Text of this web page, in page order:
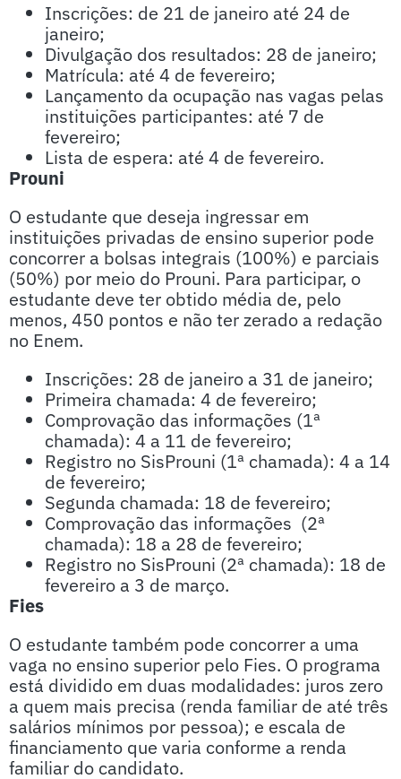
Inscrições: de 21 de janeiro até 24 de
janeiro;
Divulgação dos resultados: 28 de janeiro;
Matrícula: até 4 de fevereiro;
Lançamento da ocupação nas vagas pelas
instituições participantes: até 7 de
fevereiro;
Lista de espera: até 4 de fevereiro.
Prouni
O estudante que deseja ingressar em
instituições privadas de ensino superior pode
concorrer a bolsas integrais (100%) e parciais
(50%) por meio do Prouni. Para participar, o
estudante deve ter obtido média de, pelo
menos, 450 pontos e não ter zerado a redação
no Enem.
Inscrições: 28 de janeiro a 31 de janeiro;
Primeira chamada: 4 de fevereiro;
Comprovação das informações (1ª
chamada): 4 a 11 de fevereiro;
Registro no SisProuni (1ª chamada): 4 a 14
de fevereiro;
Segunda chamada: 18 de fevereiro;
Comprovação das informações (2ª
chamada): 18 a 28 de fevereiro;
Registro no SisProuni (2ª chamada): 18 de
fevereiro a 3 de março.
Fies
O estudante também pode concorrer a uma
vaga no ensino superior pelo Fies. O programa
está dividido em duas modalidades: juros zero
a quem mais precisa (renda familiar de até três
salários mínimos por pessoa); e escala de
financiamento que varia conforme a renda
familiar do candidato.